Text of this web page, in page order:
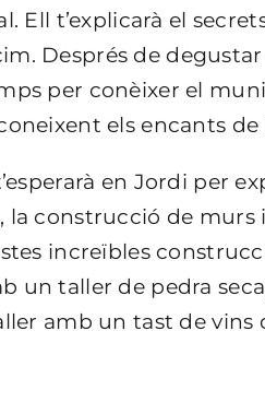
Ell t’explicarà el
Després de
per conèixer el
els encants de
en Jordi per
la construcció de murs
increïbles
un taller de pedra
amb un tast de vins